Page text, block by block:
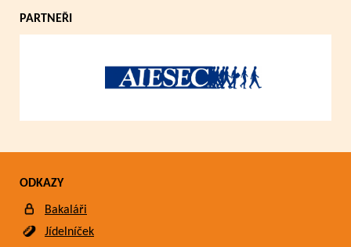
PARTNEŘI
ODKAZY
Bakaláři
Jídelníček